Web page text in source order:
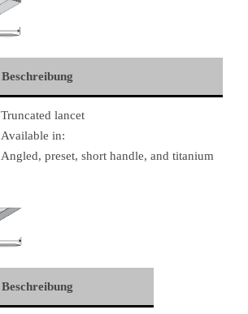
Beschreibung
Truncated lancet
Available in:
Angled, preset, short handle, and titanium
Beschreibung